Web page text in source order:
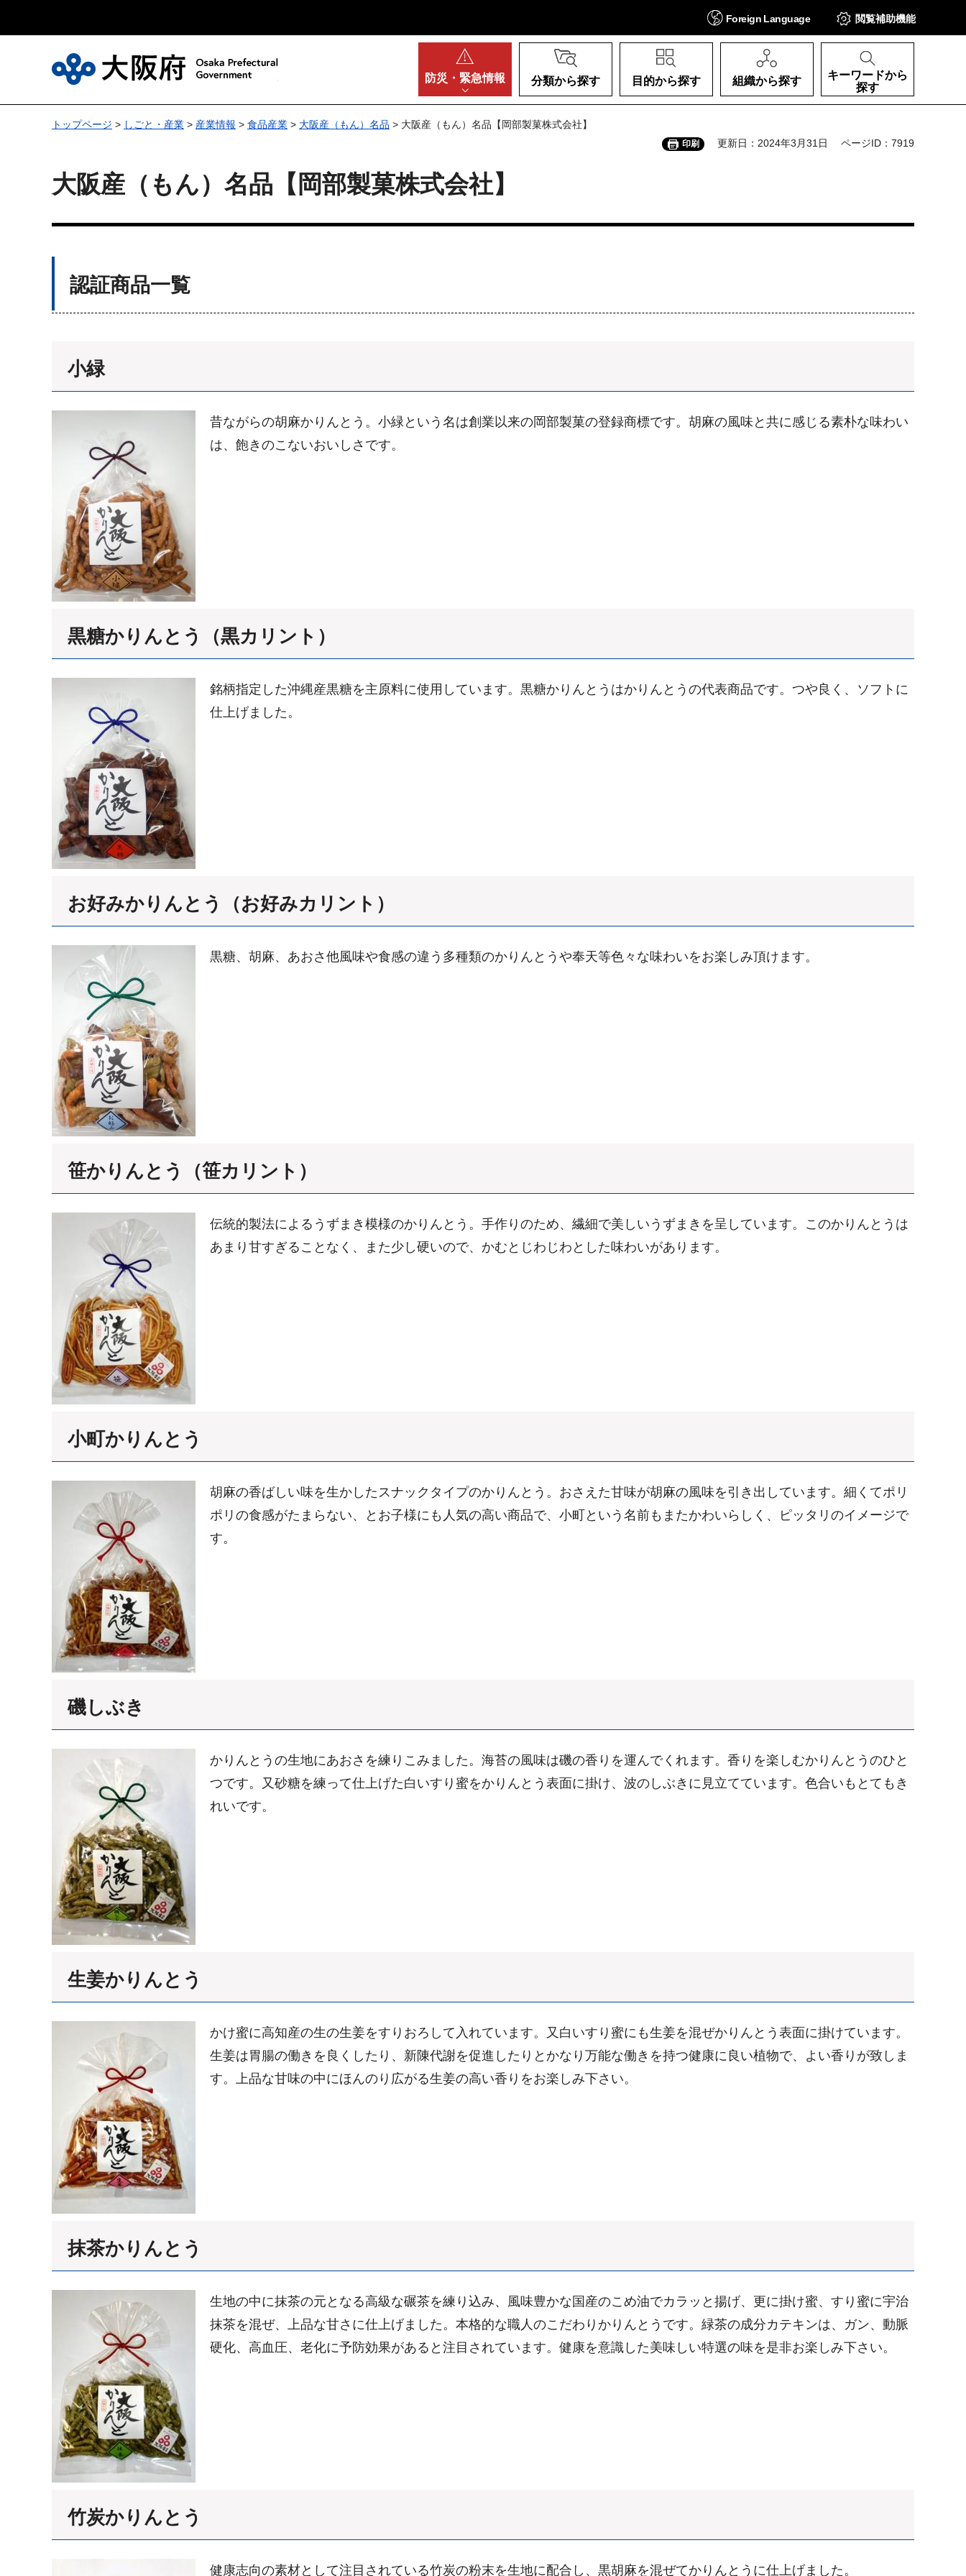
Foreign Language 閲覧補助機能
防災・ 緊急情報 分類から探す 目的から探す 組織から探す
キーワードから
探す
トップページ > しごと・産業 > 産業情報 > 食品産業 > 大阪産（もん）名品 > 大阪産（もん）名品【岡部製菓株式会社】
印刷 更新日：2024年3月31日 ページID：7919
大阪産（もん）名品【岡部製菓株式会社】
認証商品一覧
小緑
昔ながらの胡麻かりんとう。小緑という名は創業以来の岡部製菓の登録商標です。胡麻の風味と共に感じる素朴な味わい
は、飽きのこないおいしさです。
黒糖かりんとう（黒カリント）
銘柄指定した沖縄産黒糖を主原料に使用しています。黒糖かりんとうはかりんとうの代表商品です。つや良く、ソフトに
仕上げました。
お好みかりんとう（お好みカリント）
黒糖、胡麻、あおさ他風味や食感の違う多種類のかりんとうや奉天等色々な味わいをお楽しみ頂けます。
笹かりんとう（笹カリント）
伝統的製法によるうずまき模様のかりんとう。手作りのため、繊細で美しいうずまきを呈しています。このかりんとうは
あまり甘すぎることなく、また少し硬いので、かむとじわじわとした味わいがあります。
小町かりんとう
胡麻の香ばしい味を生かしたスナックタイプのかりんとう。おさえた甘味が胡麻の風味を引き出しています。細くてポリ
ポリの食感がたまらない、とお子様にも人気の高い商品で、小町という名前もまたかわいらしく、ピッタリのイメージで
す。
磯しぶき
かりんとうの生地にあおさを練りこみました。海苔の風味は磯の香りを運んでくれます。香りを楽しむかりんとうのひと
つです。又砂糖を練って仕上げた白いすり蜜をかりんとう表面に掛け、波のしぶきに見立てています。色合いもとてもき
れいです。
生姜かりんとう
かけ蜜に高知産の生の生姜をすりおろして入れています。又白いすり蜜にも生姜を混ぜかりんとう表面に掛けています。
生姜は胃腸の働きを良くしたり、新陳代謝を促進したりとかなり万能な働きを持つ健康に良い植物で、よい香りが致しま
す。上品な甘味の中にほんのり広がる生姜の高い香りをお楽しみ下さい。
抹茶かりんとう
生地の中に抹茶の元となる高級な碾茶を練り込み、風味豊かな国産のこめ油でカラッと揚げ、更に掛け蜜、すり蜜に宇治
抹茶を混ぜ、上品な甘さに仕上げました。本格的な職人のこだわりかりんとうです。緑茶の成分カテキンは、ガン、動脈
硬化、高血圧、老化に予防効果があると注目されています。健康を意識した美味しい特選の味を是非お楽しみ下さい。
竹炭かりんとう
健康志向の素材として注目されている竹炭の粉末を生地に配合し、黒胡麻を混ぜてかりんとうに仕上げました。